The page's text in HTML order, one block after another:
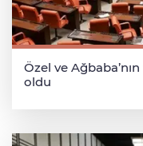
Özel ve
oldu